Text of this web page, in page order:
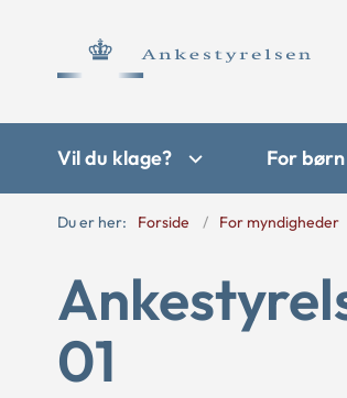
Vil du klage? For
Du er her: Forside For myndigheder
01